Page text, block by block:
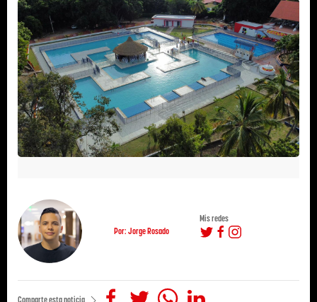
Por: Jorge Rosado
Mis redes